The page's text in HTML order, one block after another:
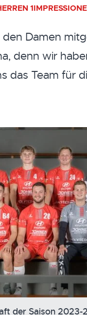
1
Damen
denn wir
das Team für
der Saison